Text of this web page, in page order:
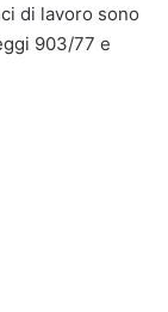
di lavoro sono
903/77 e